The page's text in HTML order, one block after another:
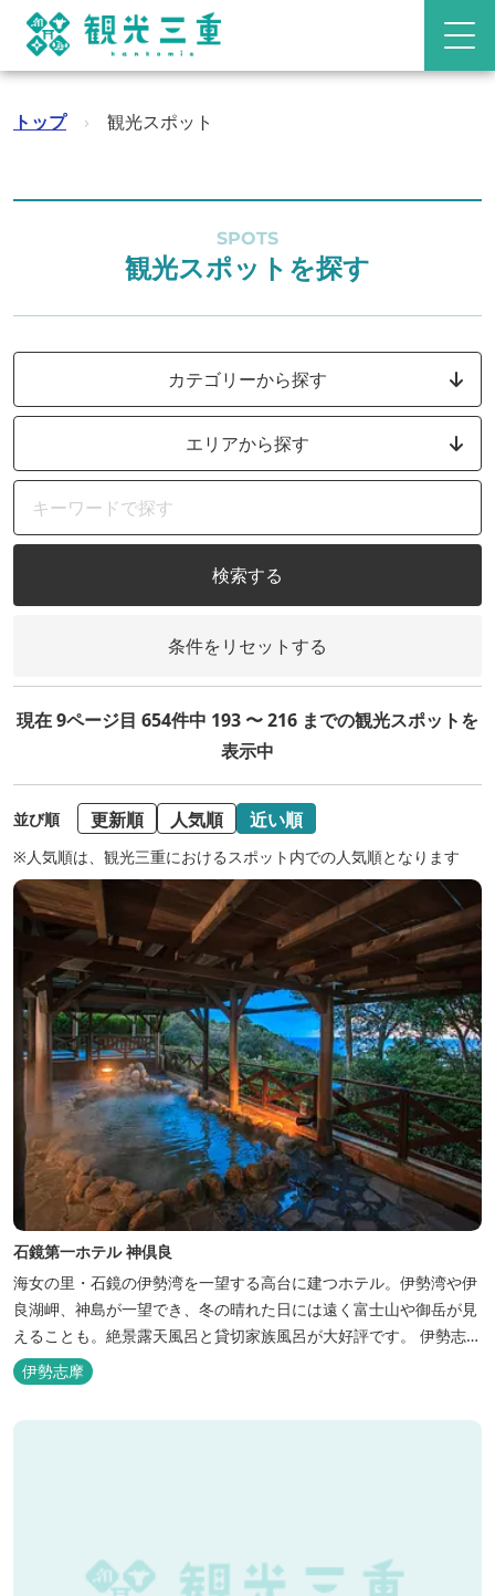
トップ › 観光スポット
SPOTS
観光スポットを探す
カテゴリーから探す
エリアから探す
検索する
条件をリセットする
現在 9ページ目 654件中 193 〜 216 までの観光スポットを
表示中
並び順 更新順 人気順 近い順
※人気順は、観光三重におけるスポット内での人気順となります
石鏡第一ホテル 神倶良
海女の里・石鏡の伊勢湾を一望する高台に建つホテル。伊勢湾や伊
良湖岬、神島が一望でき、冬の晴れた日には遠く富士山や御岳が見
えることも。絶景露天風呂と貸切家族風呂が大好評です。 伊勢志摩
の新鮮な海の幸をふんだんに使った味覚自慢の人情味あふれる温泉
宿です。
伊勢志摩